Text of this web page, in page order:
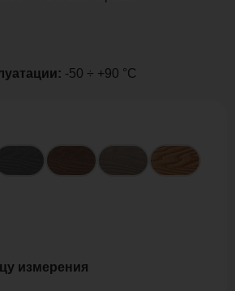
измерения
-50 ÷ +90 °C